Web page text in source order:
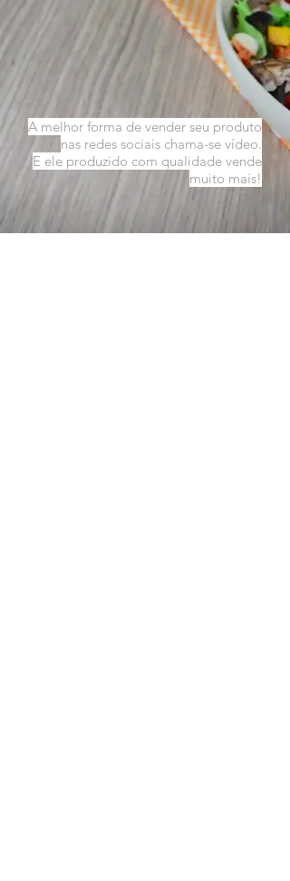
A melhor forma de vender seu produto
nas redes sociais chama-se vídeo.
E ele produzido com qualidade vende
muito mais!